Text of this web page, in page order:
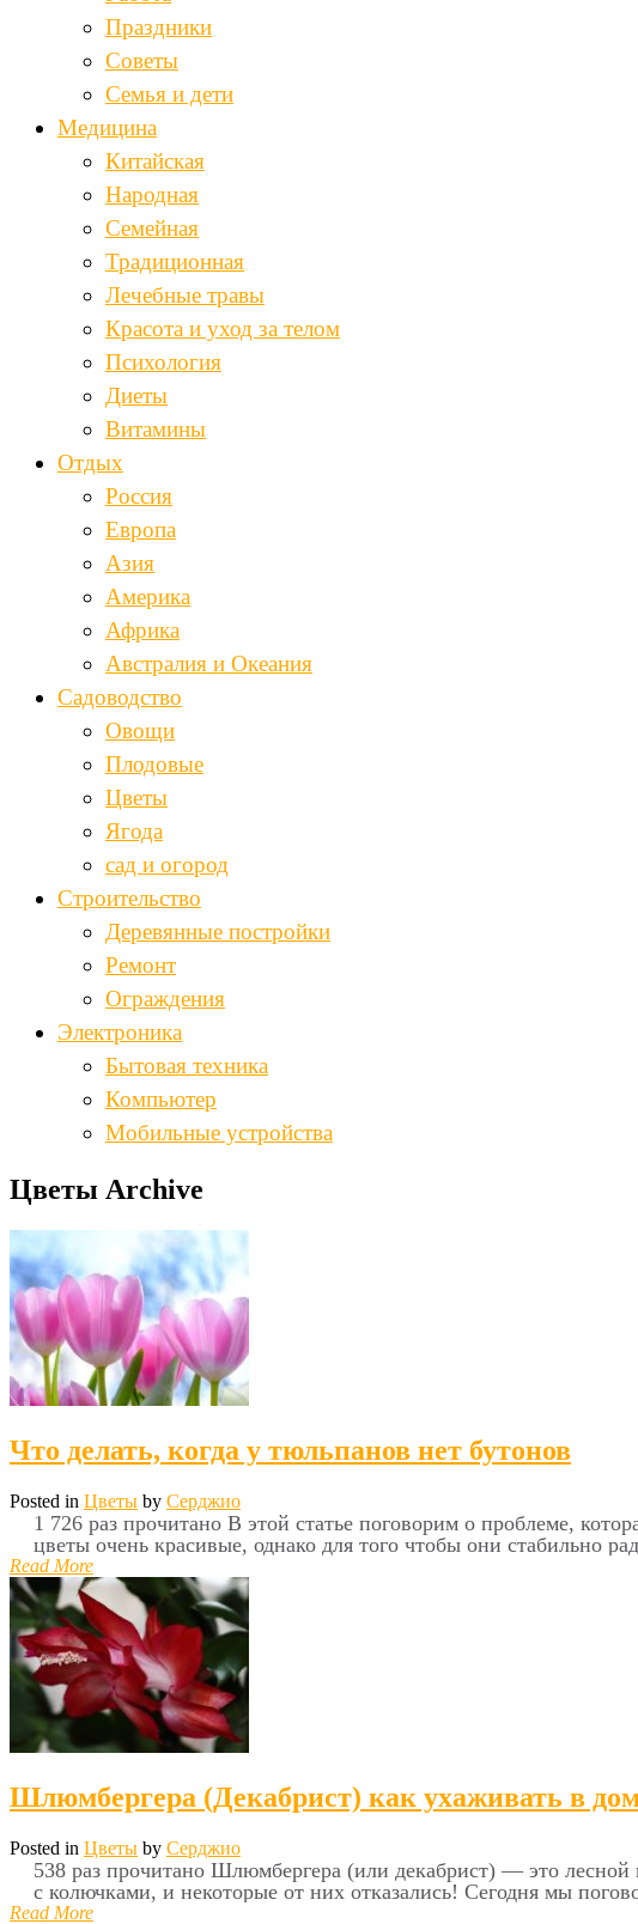
Праздники
Советы
Семья и дети
Медицина
Китайская
Народная
Семейная
Традиционная
Лечебные травы
Красота и уход за телом
Психология
Диеты
Витамины
Отдых
Россия
Европа
Азия
Америка
Африка
Австралия и Океания
Садоводство
Овощи
Плодовые
Цветы
Ягода
сад и огород
Строительство
Деревянные постройки
Ремонт
Ограждения
Электроника
Бытовая техника
Компьютер
Мобильные устройства
Цветы Archive
Что делать, когда у тюльпанов нет бутонов
Posted in Цветы by Серджио
1 726 раз прочитано В этой статье поговорим о проблеме,
цветы очень красивые, однако для того чтобы они стабильно
Read More
Шлюмбергера (Декабрист) как ухаживать в
Posted in Цветы by Серджио
538 раз прочитано Шлюмбергера (или декабрист) — это
с колючками, и некоторые от них отказались! Сегодня мы
Read More